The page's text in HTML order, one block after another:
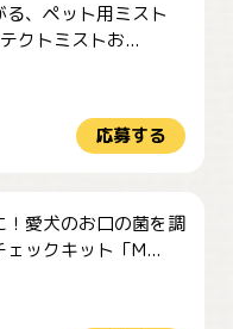
る、ペット用ミスト
テクトミストお...
応募する
！愛犬のお口の菌を調
ェックキット「M...